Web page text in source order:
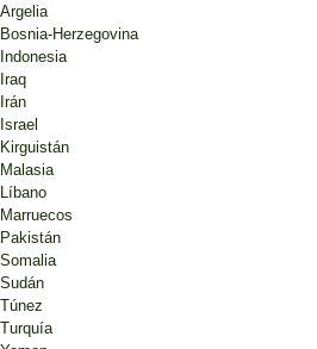
Argelia
Bosnia-Herzegovina
Indonesia
Iraq
Irán
Israel
Kirguistán
Malasia
Líbano
Marruecos
Pakistán
Somalia
Sudán
Túnez
Turquía